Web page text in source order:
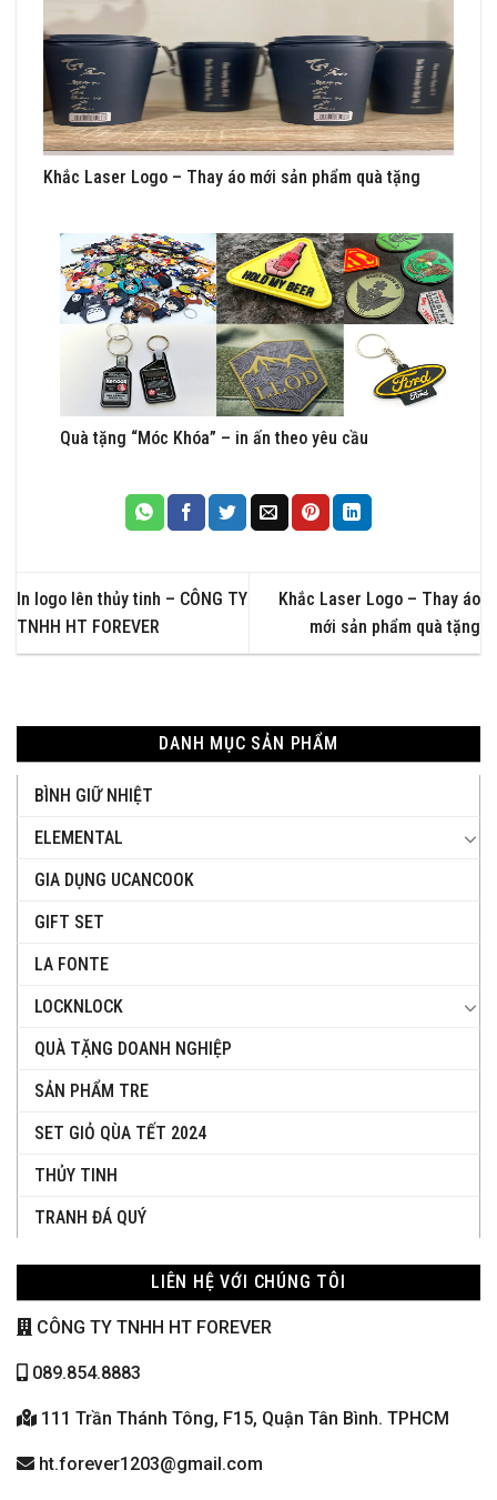
Khắc Laser Logo – Thay áo mới sản phẩm quà tặng
Quà tặng “Móc Khóa” – in ấn theo yêu cầu
In logo lên thủy tinh – CÔNG TY
TNHH HT FOREVER
Khắc Laser Logo – Thay áo
mới sản phẩm quà tặng
DANH MỤC SẢN PHẨM
BÌNH GIỮ NHIỆT
ELEMENTAL
GIA DỤNG UCANCOOK
GIFT SET
LA FONTE
LOCKNLOCK
QUÀ TẶNG DOANH NGHIỆP
SẢN PHẨM TRE
SET GIỎ QÙA TẾT 2024
THỦY TINH
TRANH ĐÁ QUÝ
LIÊN HỆ VỚI CHÚNG TÔI
CÔNG TY TNHH HT FOREVER
089.854.8883
111 Trần Thánh Tông, F15, Quận Tân Bình. TPHCM
ht.forever1203@gmail.com